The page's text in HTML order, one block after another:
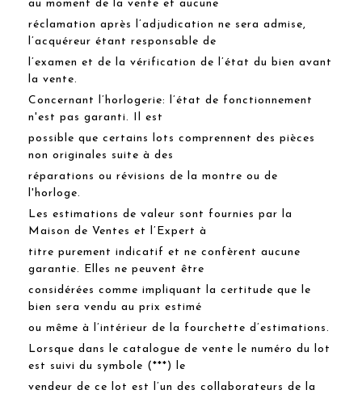
au moment de la vente et aucune
réclamation après l’adjudication ne sera admise,
l’acquéreur étant responsable de
l’examen et de la vérification de l’état du bien avant
la vente.
Concernant l’horlogerie: l’état de fonctionnement
n'est pas garanti. Il est
possible que certains lots comprennent des pièces
non originales suite à des
réparations ou révisions de la montre ou de
l'horloge.
Les estimations de valeur sont fournies par la
Maison de Ventes et l’Expert à
titre purement indicatif et ne confèrent aucune
garantie. Elles ne peuvent être
considérées comme impliquant la certitude que le
bien sera vendu au prix estimé
ou même à l’intérieur de la fourchette d’estimations.
Lorsque dans le catalogue de vente le numéro du lot
est suivi du symbole (***) le
vendeur de ce lot est l’un des collaborateurs de la